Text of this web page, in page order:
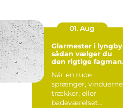
01. Aug
Glarmester i lyngby
sådan vælger du
den rigtige
Når en rude
sprænger, vinduerne
trækker, eller
badeværelset